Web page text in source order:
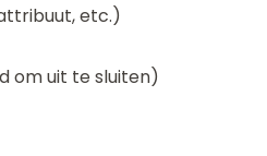
etc.)
om uit te sluiten)